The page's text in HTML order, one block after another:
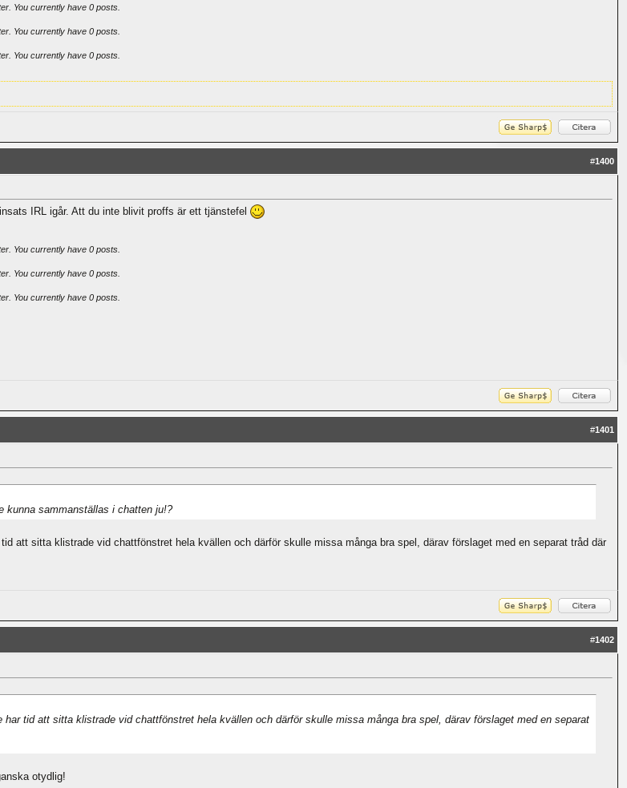
You currently have 0 posts.
You currently have 0 posts.
You currently have 0 posts.
#1400
IRL igår. Att du inte blivit proffs är ett tjänstefel
You currently have 0 posts.
You currently have 0 posts.
You currently have 0 posts.
#1401
kunna sammanställas i chatten ju!?
att sitta klistrade vid chattfönstret hela kvällen och därför skulle missa många bra spel, därav förslaget med en separat tråd där
#1402
tid att sitta klistrade vid chattfönstret hela kvällen och därför skulle missa många bra spel, därav förslaget med en separat
otydlig!